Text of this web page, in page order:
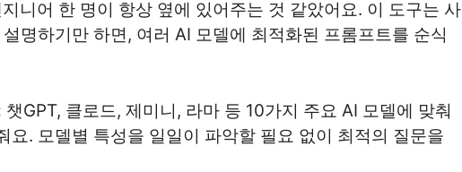
니어 한 명이 항상 옆에 있어주는 것 같았어요. 이 도구는 사
명하기만 하면, 여러 AI 모델에 최적화된 프롬프트를 순식
챗GPT, 클로드, 제미니, 라마 등 10가지 주요 AI 모델에 맞춰
요. 모델별 특성을 일일이 파악할 필요 없이 최적의 질문을